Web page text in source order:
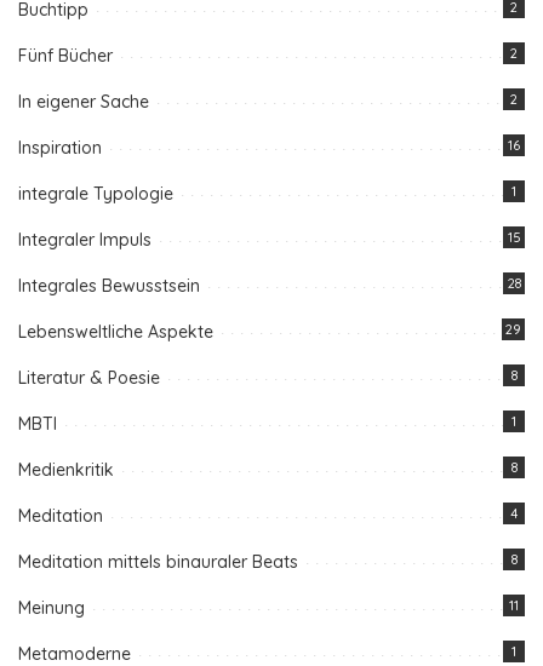
Buchtipp 2
Fünf Bücher 2
In eigener Sache 2
Inspiration 16
integrale Typologie 1
Integraler Impuls 15
Integrales Bewusstsein 28
Lebensweltliche Aspekte 29
Literatur & Poesie 8
MBTI 1
Medienkritik 8
Meditation 4
Meditation mittels binauraler Beats 8
Meinung 11
Metamoderne 1